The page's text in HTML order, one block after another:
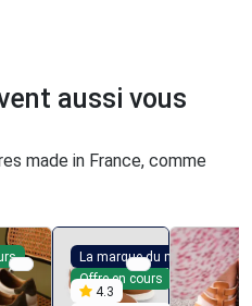
aussi vous
made in France, comme
La marque du mois
Offre en cours
4.3